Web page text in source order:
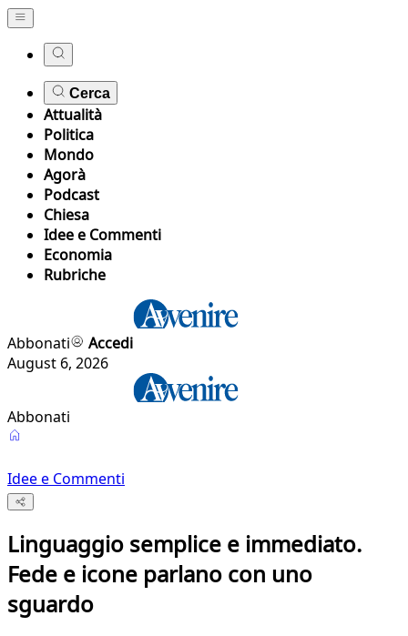
Cerca
Attualità
Politica
Mondo
Agorà
Podcast
Chiesa
Idee e Commenti
Economia
Rubriche
Abbonati
Accedi
August 6, 2026
Abbonati
Idee e Commenti
Linguaggio semplice e immediato.
Fede e icone parlano con uno
sguardo